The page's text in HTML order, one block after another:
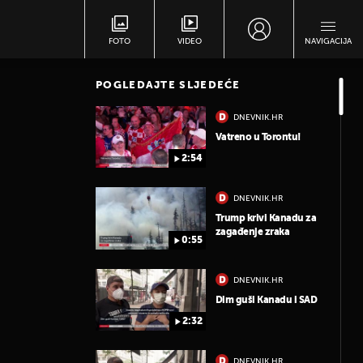
FOTO VIDEO NAVIGACIJA
POGLEDAJTE SLJEDEĆE
2:54
DNEVNIK.HR
Vatreno u Torontu!
0:55
DNEVNIK.HR
Trump krivi Kanadu za
zagađenje zraka
2:32
DNEVNIK.HR
Dim guši Kanadu i SAD